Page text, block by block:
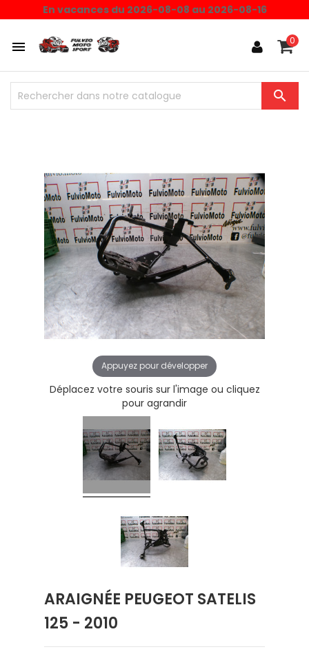
En vacances du 2026-08-08 au 2026-08-16
 0

Appuyez pour développer
Déplacez votre souris sur l'image ou cliquez
pour agrandir
ARAIGNÉE PEUGEOT SATELIS
125 - 2010